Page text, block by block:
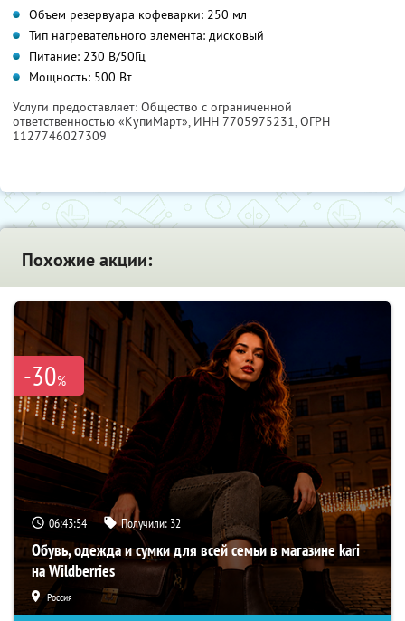
Объем резервуара кофеварки: 250 мл
Тип нагревательного элемента: дисковый
Питание: 230 В/50Гц
Мощность: 500 Вт
Услуги предоставляет: Общество с ограниченной
ответственностью «КупиМарт», ИНН 7705975231, ОГРН
1127746027309
Похожие акции:
-30%
06:43:53 Получили: 32
Обувь, одежда и сумки для всей семьи в магазине kari
на Wildberries
Россия